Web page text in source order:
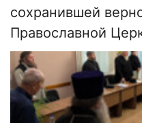
сохранившей
Православной